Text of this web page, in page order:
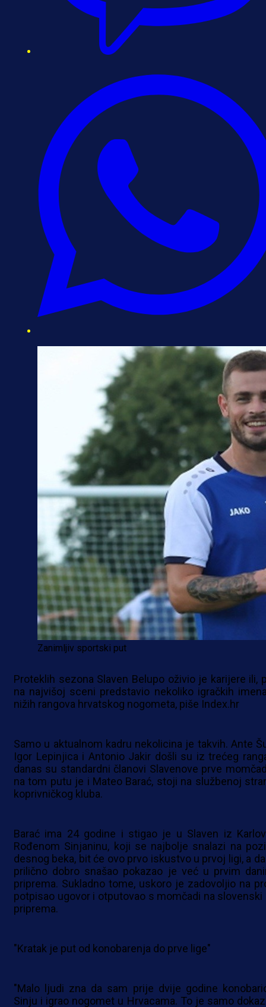
Zanimljiv sportski put
Proteklih sezona Slaven Belupo oživio je karijere ili,
na najvišoj sceni predstavio nekoliko igračkih
nižih rangova hrvatskog nogometa, piše Index.hr
Samo u aktualnom kadru nekolicina je takvih. Ante
Igor Lepinjica i Antonio Jakir došli su iz trećeg
danas su standardni članovi Slavenove prve
na tom putu je i Mateo Barać, stoji na službenoj
koprivničkog kluba.
Barać ima 24 godine i stigao je u Slaven iz
Rođenom Sinjaninu, koji se najbolje snalazi na
desnog beka, bit će ovo prvo iskustvo u prvoj ligi, a
prilično dobro snašao pokazao je već u prvim
priprema. Sukladno tome, uskoro je zadovoljio na
potpisao ugovor i otputovao s momčadi na slovenski
priprema.
"Kratak je put od konobarenja do prve lige"
"Malo ljudi zna da sam prije dvije godine
Sinju i igrao nogomet u Hrvacama. To je samo